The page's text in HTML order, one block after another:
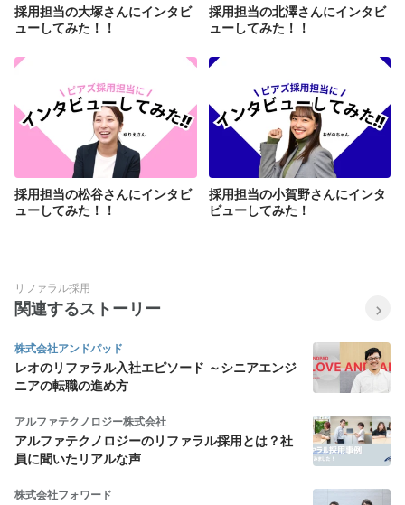
採用担当の大塚さんにインタビ
ューしてみた！！
採用担当の北澤さんにインタビ
ューしてみた！！
採用担当の松谷さんにインタビ
ューしてみた！！
採用担当の小賀野さんにインタ
ビューしてみた！
リファラル採用
関連するストーリー
株式会社アンドパッド
レオのリファラル入社エピソード ～シニアエンジ
ニアの転職の進め方
アルファテクノロジー株式会社
アルファテクノロジーのリファラル採用とは？社
員に聞いたリアルな声
株式会社フォワード